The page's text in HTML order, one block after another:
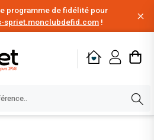
programme de fidélité pour
spriet.monclubdefid.com !